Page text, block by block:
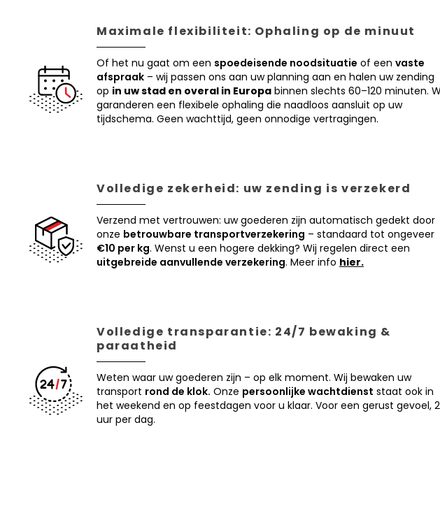
Maximale flexibiliteit: Ophaling op de minuut
Of het nu gaat om een spoedeisende noodsituatie of een vaste
afspraak – wij passen ons aan uw planning aan en halen uw zending
op in uw stad en overal in Europa binnen slechts 60–120 minuten.
garanderen een flexibele ophaling die naadloos aansluit op uw
tijdschema. Geen wachttijd, geen onnodige vertragingen.
Volledige zekerheid: uw zending is verzekerd
Verzend met vertrouwen: uw goederen zijn automatisch gedekt door
onze betrouwbare transportverzekering – standaard tot ongeveer
€10 per kg. Wenst u een hogere dekking? Wij regelen direct een
uitgebreide aanvullende verzekering. Meer info hier.
Volledige transparantie: 24/7 bewaking &
paraatheid
Weten waar uw goederen zijn – op elk moment. Wij bewaken uw
transport rond de klok. Onze persoonlijke wachtdienst staat ook in
het weekend en op feestdagen voor u klaar. Voor een gerust gevoel,
uur per dag.